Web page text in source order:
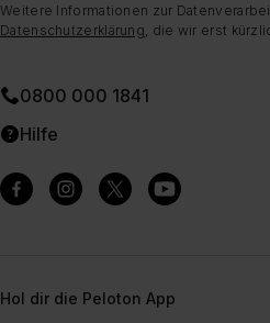
Weitere Informationen zur
Datenschutzerklärung , die wir erst
0800 000 1841
Hilfe
Hol dir die Peloton App